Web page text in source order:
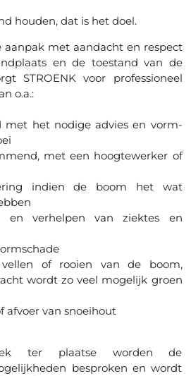
houden, dat is het doel.
aanpak met aandacht en respect
en de toestand van de
STROENK voor professioneel
o.a.:
met het nodige advies en vorm-
met een hoogtewerker of
indien de boom het wat
en verhelpen van ziektes en
of rooien van de boom,
wordt zo veel mogelijk groen
afvoer van snoeihout
ter plaatse worden de
besproken en wordt